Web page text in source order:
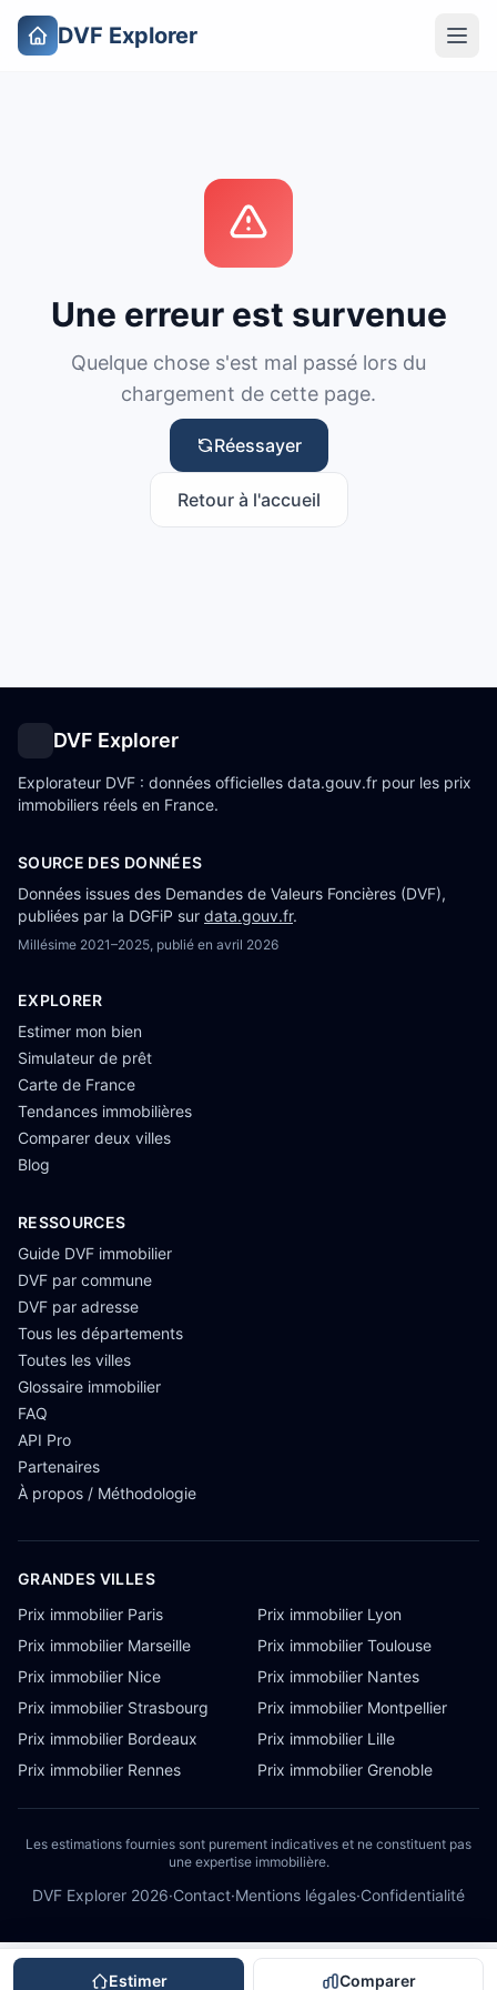
DVF Explorer
Une erreur est survenue
Quelque chose s'est mal passé lors du
chargement de cette page.
Réessayer
Retour à l'accueil
Estimer Comparer
DVF Explorer
Explorateur DVF : données officielles data.gouv.fr pour les prix
immobiliers réels en France.
SOURCE DES DONNÉES
Données issues des Demandes de Valeurs Foncières (DVF),
publiées par la DGFiP sur data.gouv.fr.
Millésime 2021–2025, publié en avril 2026
EXPLORER
Estimer mon bien
Simulateur de prêt
Carte de France
Tendances immobilières
Comparer deux villes
Blog
RESSOURCES
Guide DVF immobilier
DVF par commune
DVF par adresse
Tous les départements
Toutes les villes
Glossaire immobilier
FAQ
API Pro
Partenaires
À propos / Méthodologie
GRANDES VILLES
Prix immobilier Paris
Prix immobilier Lyon
Prix immobilier Marseille
Prix immobilier Toulouse
Prix immobilier Nice
Prix immobilier Nantes
Prix immobilier Strasbourg
Prix immobilier Montpellier
Prix immobilier Bordeaux
Prix immobilier Lille
Prix immobilier Rennes
Prix immobilier Grenoble
Les estimations fournies sont purement indicatives et ne constituent pas
une expertise immobilière.
DVF Explorer 2026·Contact·Mentions légales·Confidentialité